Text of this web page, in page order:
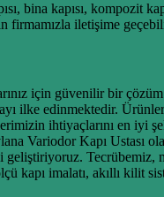
bina kapısı, kompozit
firmamızla iletişime
için güvenilir bir
ilke edinmektedir.
ihtiyaçlarını en iyi
Variodor Kapı Ustası
Tecrübemiz,
kapı imalatı, akıllı kilit